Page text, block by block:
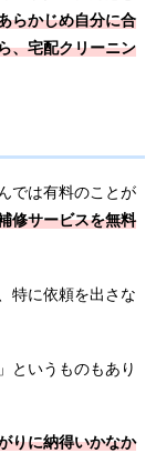
らかじめ自分に合
、宅配クリーニン
では有料のことが
修サービスを無料
特に依頼を出さな
というものもあり
りに納得いかなか